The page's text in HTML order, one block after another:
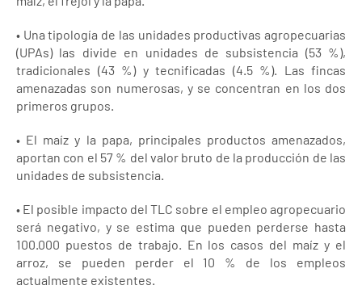
• Una tipología de las unidades productivas agropecuarias
(UPAs) las divide en unidades de subsistencia (53 %),
tradicionales (43 %) y tecnificadas (4.5 %). Las fincas
amenazadas son numerosas, y se concentran en los dos
primeros grupos.
• El maíz y la papa, principales productos amenazados,
aportan con el 57 % del valor bruto de la producción de las
unidades de subsistencia.
• El posible impacto del TLC sobre el empleo agropecuario
será negativo, y se estima que pueden perderse hasta
100.000 puestos de trabajo. En los casos del maíz y el
arroz, se pueden perder el 10 % de los empleos
actualmente existentes.